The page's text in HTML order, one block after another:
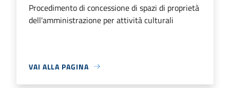
Procedimento di concessione di spazi di proprietà
dell'amministrazione per attività culturali
VAI ALLA PAGINA